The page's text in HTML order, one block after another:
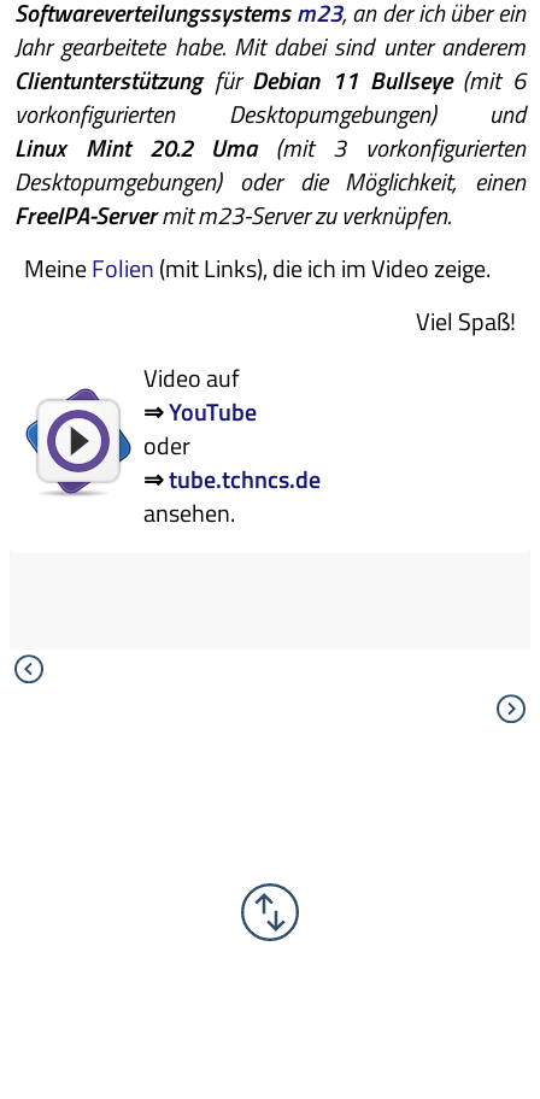
Softwareverteilungssystemsm23, an der ich über ein
Jahr gearbeitete habe. Mit dabei sind unter anderem
Clientunterstützungfür Debian 11 Bullseye(mit 6
vorkonfigurierten Desktopumgebungen) und
Linux Mint 20.2 Uma(mit 3 vorkonfigurierten
Desktopumgebungen) oder die Möglichkeit, einen
FreeIPA-Servermit m23-Server zu verknüpfen.
MeineFolien(mit Links), die ich im Video zeige.
Viel Spaß!
Video auf
⇒YouTube
oder
⇒tube.tchncs.de
ansehen.